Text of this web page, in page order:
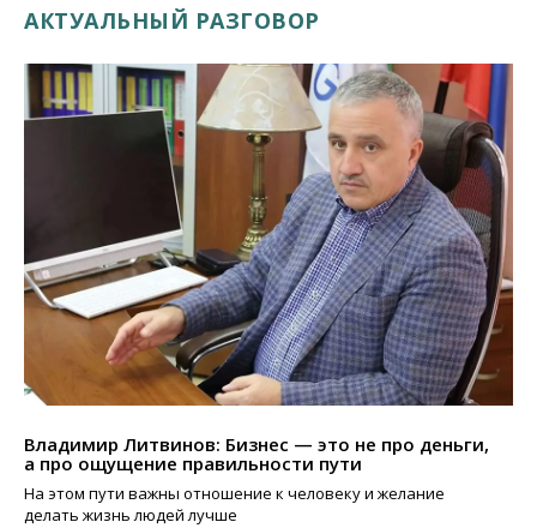
АКТУАЛЬНЫЙ РАЗГОВОР
Владимир Литвинов: Бизнес — это не про деньги,
а про ощущение правильности пути
На этом пути важны отношение к человеку и желание
делать жизнь людей лучше